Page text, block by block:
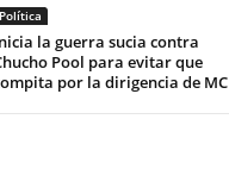
Política
la guerra sucia contra
Pool para evitar que
por la dirigencia de MC